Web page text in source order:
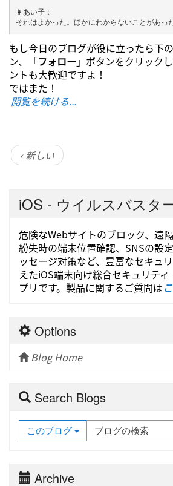
👩あい子：
それはよかった。ほかにわからないことがあ
もし今日のブログが役に立ったら下
ン、「フォロー 」ボタンをクリック
ントも大歓迎ですよ！
ではまた！
閲覧を続ける...
‹ 新しい
iOS - ウイルスバスタ
危険なWebサイトのブロック、遠
紛失時の端末位置確認、SNSの設
ッセージ対策など、豊富なセキュ
えたiOS端末向け総合セキュリテ
プリです。製品に関するご質問は
Options
Blog Home
Search Blogs
このブログ
Archive